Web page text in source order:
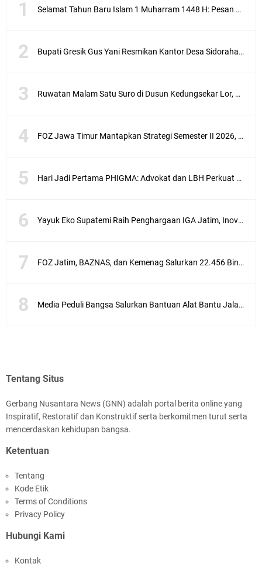
Selamat Tahun Baru Islam 1 Muharram 1448 H: Pesan Hijrah Drs. H. Husnul Aqib, M.M. untuk Negeri
Bupati Gresik Gus Yani Resmikan Kantor Desa Sidoraharjo: Simbol Komitmen Pelayanan Publik dan Kepedulian Sosial
Ruwatan Malam Satu Suro di Dusun Kedungsekar Lor, Tradisi Luhur yang Terus Istiqomah
FOZ Jawa Timur Mantapkan Strategi Semester II 2026, Fokus pada Penguatan SDM Amil dan Kolaborasi BerdampakNarasi
Hari Jadi Pertama PHIGMA: Advokat dan LBH Perkuat Soliditas di Jakarta
Yayuk Eko Supatemi Raih Penghargaan IGA Jatim, Inovasi Wayang Kulit untuk Anak Berkebutuhan Khusus
FOZ Jatim, BAZNAS, dan Kemenag Salurkan 22.456 Bingkisan Lebaran Yatim Serentak di Berbagai Daerah di Jawa Timur
Media Peduli Bangsa Salurkan Bantuan Alat Bantu Jalan untuk Lansia
Tentang Situs
Gerbang Nusantara News (GNN) adalah portal berita online yang
Inspiratif, Restoratif dan Konstruktif serta berkomitmen turut serta
mencerdaskan kehidupan bangsa.
Ketentuan
Tentang
Kode Etik
Terms of Conditions
Privacy Policy
Hubungi Kami
Kontak